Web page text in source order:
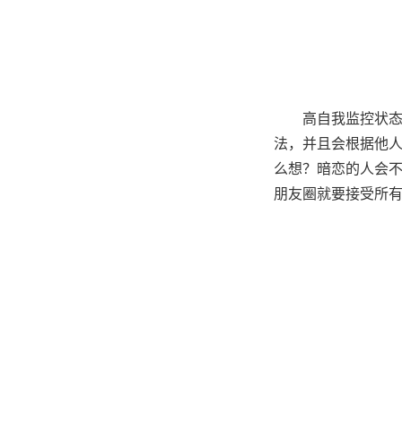
高自我监控状
法，并且会根据他
么想？暗恋的人会
朋友圈就要接受所